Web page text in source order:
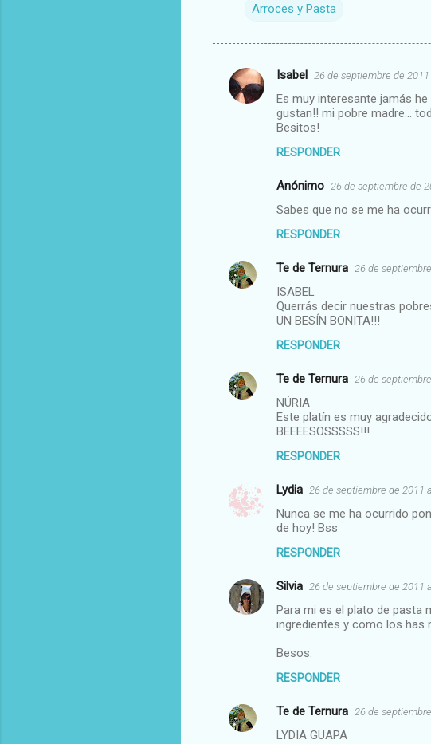
Arroces y Pasta
C
o
Isabel 26 de septiembre de
Es muy interesante jamás
gustan!! mi pobre madre...
Besitos!
RESPONDER
Anónimo 26 de septiembre de
Sabes que no se me ha
RESPONDER
Te de Ternura 26 de
ISABEL
Querrás decir nuestras
UN BESÍN BONITA!!!
RESPONDER
Te de Ternura 26 de
NÚRIA
Este platín es muy
BEEEESOSSSSS!!!
RESPONDER
Lydia 26 de septiembre de 2011
Nunca se me ha ocurrido
de hoy! Bss
RESPONDER
Silvia 26 de septiembre de 2011
Para mi es el plato de pasta
ingredientes y como los has
Besos.
RESPONDER
Te de Ternura 26 de
LYDIA GUAPA